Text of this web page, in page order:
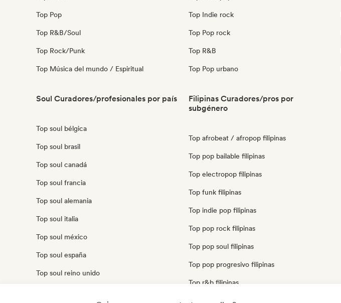
Top Pop
Top R&B/Soul
Top Rock/Punk
Top Música del mundo / Espiritual
Top Indie rock
Top Pop rock
Top R&B
Top Pop urbano
Soul Curadores/profesionales por país
Top soul bélgica
Top soul brasil
Top soul canadá
Top soul francia
Top soul alemania
Top soul italia
Top soul méxico
Top soul españa
Top soul reino unido
Filipinas Curadores/pros por
subgénero
Top afrobeat / afropop filipinas
Top pop bailable filipinas
Top electropop filipinas
Top funk filipinas
Top indie pop filipinas
Top pop rock filipinas
Top pop soul filipinas
Top pop progresivo filipinas
Top r&b filipinas
Top pop urbano filipinas